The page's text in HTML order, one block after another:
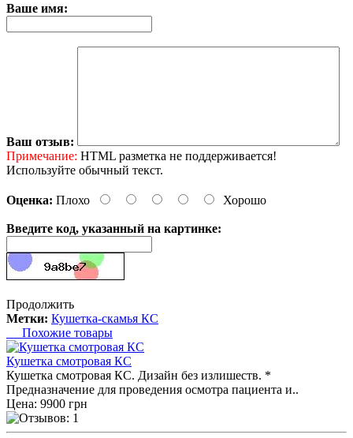
Ваше имя:
Ваш отзыв:
Примечание: HTML разметка не поддерживается!
Используйте обычный текст.
Оценка: Плохо Хорошо
Введите код, указанный на картинке:
Продолжить
Метки: Кушетка-скамья КС
Похожие товары
Кушетка смотровая КС
Кушетка смотровая КС. Дизайн без излишеств. *
Предназначение для проведения осмотра пациента и..
Цена: 9900 грн